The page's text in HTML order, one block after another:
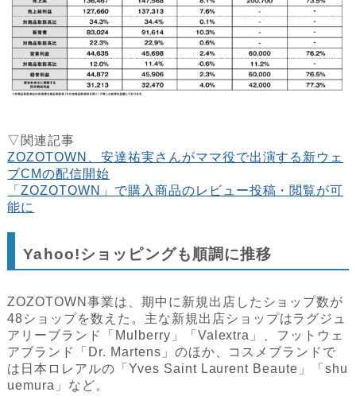
▽関連記事
ZOZOTOWN、安達祐実さんがママ役で出演する新ウェ
ブCMの配信開始
「ZOZOTOWN」で購入商品のレビュー投稿・閲覧が可
能に
Yahoo!ショッピングも順調に推移
ZOZOTOWN事業は、期中に新規出店したショップ数が
48ショップを数えた。主な新規出店ショップはラグジュ
アリーブランド「Mulberry」「Valextra」、フットウェ
アブランド「Dr. Martens」のほか、コスメブランドで
は日本ロレアルの「Yves Saint Laurent Beaute」「shu
uemura」など。